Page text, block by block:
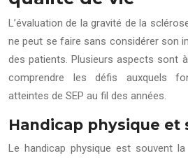
L’évaluation de la gravité de la
ne peut se faire sans considérer son
des patients. Plusieurs aspects sont
comprendre les défis auxquels
atteintes de SEP au fil des années.
Handicap physique et
Le handicap physique est souvent